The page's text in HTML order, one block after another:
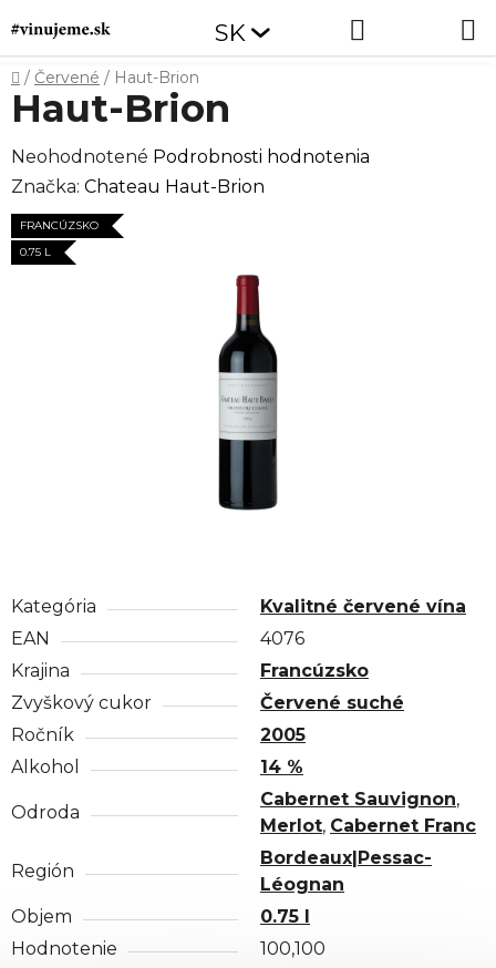
na
obsah
SK
Domov
/ Červené / Haut-Brion
Kategória
Kvalitné červené vína
EAN
4076
Krajina
Francúzsko
Zvyškový cukor
Červené suché
Ročník
2005
Alkohol
14 %
Odroda
Cabernet Sauvignon,
Merlot, Cabernet Franc
Región
Bordeaux|Pessac-
Léognan
Objem
0.75 l
Hodnotenie
100,100
Haut-Brion
Priemerné
hodnotenie
produktu
je
Neohodnotené Podrobnosti hodnotenia
Značka: Chateau Haut-Brion
FRANCÚZSKO
0.75 L